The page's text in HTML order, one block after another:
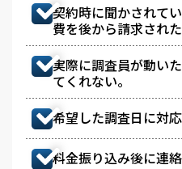
契約時に聞かされて
費を後から請求された
実際に調査員が動い
てくれない。
希望した調査日に対
料金振り込み後に連